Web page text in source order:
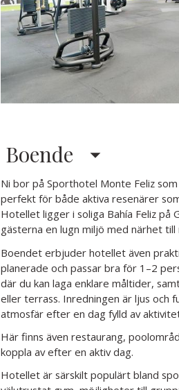
Boende
Ni bor på Sporthotel Monte Feliz
perfekt för både aktiva resenärer
Hotellet ligger i soliga Bahía Feliz på
gästerna en lugn miljö med närhet
Boendet erbjuder hotellet även
planerade och passar bra för 1–2
där du kan laga enklare måltider,
eller terrass. Inredningen är ljus och
atmosfär efter en dag fylld av
Här finns även restaurang,
koppla av efter en aktiv dag.
Hotellet är särskilt populärt bland